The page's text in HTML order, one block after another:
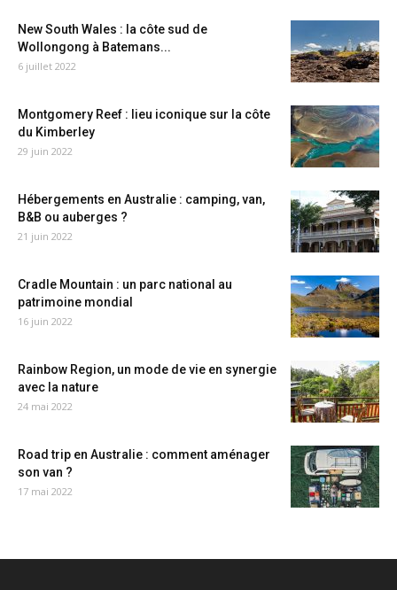
New South Wales : la côte sud de
Wollongong à Batemans...
6 juillet 2022
Montgomery Reef : lieu iconique sur la côte
du Kimberley
29 juin 2022
Hébergements en Australie : camping, van,
B&B ou auberges ?
21 juin 2022
Cradle Mountain : un parc national au
patrimoine mondial
16 juin 2022
Rainbow Region, un mode de vie en synergie
avec la nature
24 mai 2022
Road trip en Australie : comment aménager
son van ?
17 mai 2022